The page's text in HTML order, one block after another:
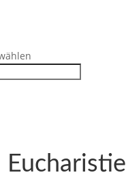
Eucharistie